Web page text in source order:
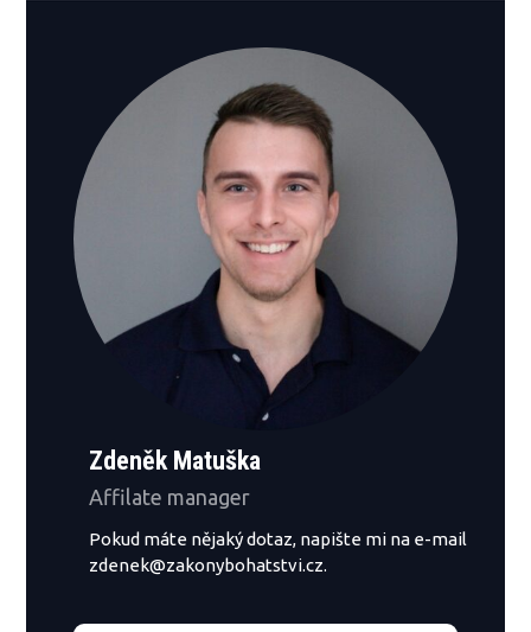
Zdeněk Matuška
Affilate manager
Pokud máte nějaký dotaz, napište mi na e-mail
zdenek@zakonybohatstvi.cz.